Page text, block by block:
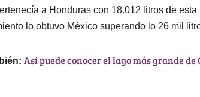
a Honduras con 18.012 litros de
lo obtuvo México superando lo 26 mil
Así puede conocer el lago más grande